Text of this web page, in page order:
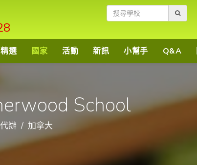
精選 國家 活動 新訊 小幫手 Q&A
School
辦 加拿大